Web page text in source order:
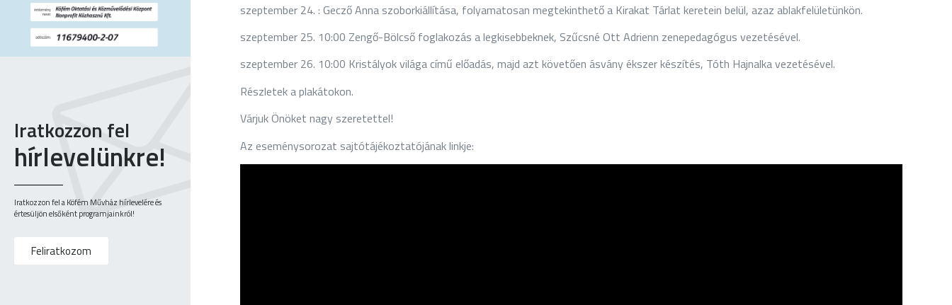
Iratkozzon fel
hírlevelünkre!
Iratkozzon fel a Köfém Művház hírlevelére és
értesüljön elsőként programjainkról!
Feliratkozom
szeptember 24. : Gecző Anna szoborkiállítása, folyamatosan megtekinthető a Kirakat Tárlat keretein belül, azaz ablakfelületünkön.
szeptember 25. 10:00 Zengő-Bölcső foglakozás a legkisebbeknek, Szűcsné Ott Adrienn zenepedagógus vezetésével.
szeptember 26. 10:00 Kristályok világa című előadás, majd azt követően ásvány ékszer készítés, Tóth Hajnalka vezetésével.
Részletek a plakátokon.
Várjuk Önöket nagy szeretettel!
Az eseménysorozat sajtótájékoztatójának linkje: